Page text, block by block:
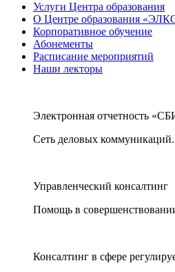
Услуги Центра образования
О Центре образования
Корпоративное обучение
Абонементы
Расписание мероприятий
Наши лекторы
Электронная отчетность
Сеть деловых
Управленческий консалтинг
Помощь в
Консалтинг в сфере